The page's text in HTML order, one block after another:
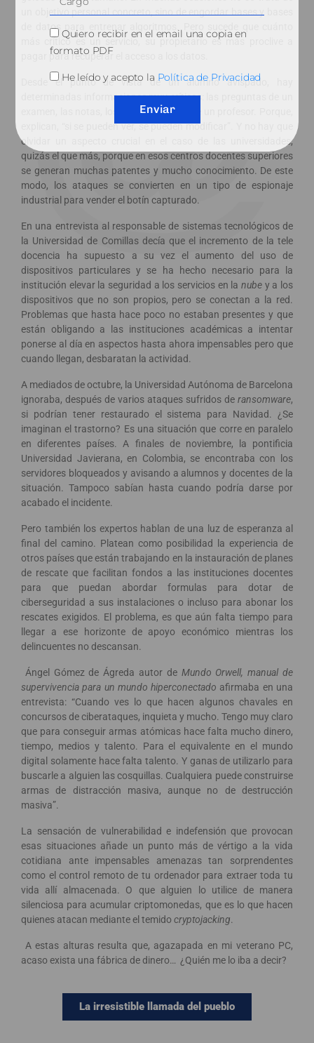
de datos para entrenar algoritmos. Pero sucede que cuánto
más crítico es un servicio, su propietario es más proclive a
pagar para recuperar el acceso a los datos.
Desde el punto de vista de un alumno avispado, hay
determinadas informaciones muy críticas: las preguntas de un
examen, las notas, los datos sensibles de un profesor. Porque,
explican, “si se pueden ver, se pueden modificar”. Y no hay que
olvidar un aspecto crucial en el caso de las universidades,
quizás el que más, porque en esos centros docentes superiores
se generan muchas patentes y mucho conocimiento. De este
modo, los ataques se convierten en un tipo de espionaje
industrial para vender el botín capturado.
En una entrevista al responsable de sistemas tecnológicos de
la Universidad de Comillas decía que el incremento de la tele
docencia ha supuesto a su vez el aumento del uso de
dispositivos particulares y se ha hecho necesario para la
institución elevar la seguridad a los servicios en la nube y a los
dispositivos que no son propios, pero se conectan a la red.
Problemas que hasta hace poco no estaban presentes y que
están obligando a las instituciones académicas a intentar
ponerse al día en aspectos hasta ahora impensables pero que
cuando llegan, desbaratan la actividad.
A mediados de octubre, la Universidad Autónoma de Barcelona
ignoraba, después de varios ataques sufridos de ransomware,
si podrían tener restaurado el sistema para Navidad. ¿Se
imaginan el trastorno? Es una situación que corre en paralelo
en diferentes países. A finales de noviembre, la pontificia
Universidad Javierana, en Colombia, se encontraba con los
servidores bloqueados y avisando a alumnos y docentes de la
situación. Tampoco sabían hasta cuando podría darse por
acabado el incidente.
Pero también los expertos hablan de una luz de esperanza al
final del camino. Platean como posibilidad la experiencia de
otros países que están trabajando en la instauración de planes
de rescate que facilitan fondos a las instituciones docentes
para que puedan abordar formulas para dotar de
ciberseguridad a sus instalaciones o incluso para abonar los
rescates exigidos. El problema, es que aún falta tiempo para
llegar a ese horizonte de apoyo económico mientras los
delincuentes no descansan.
Ángel Gómez de Ágreda autor de Mundo Orwell, manual de
supervivencia para un mundo hiperconectado afirmaba en una
entrevista: “Cuando ves lo que hacen algunos chavales en
concursos de ciberataques, inquieta y mucho. Tengo muy claro
que para conseguir armas atómicas hace falta mucho dinero,
tiempo, medios y talento. Para el equivalente en el mundo
digital solamente hace falta talento. Y ganas de utilizarlo para
buscarle a alguien las cosquillas. Cualquiera puede construirse
armas de distracción masiva, aunque no de destrucción
masiva”.
La sensación de vulnerabilidad e indefensión que provocan
esas situaciones añade un punto más de vértigo a la vida
cotidiana ante impensables amenazas tan sorprendentes
como el control remoto de tu ordenador para extraer toda tu
vida allí almacenada. O que alguien lo utilice de manera
silenciosa para acumular criptomonedas, que es lo que hacen
quienes atacan mediante el temido cryptojacking.
A estas alturas resulta que, agazapada en mi veterano PC,
acaso exista una fábrica de dinero… ¿Quién me lo iba a decir?
La irresistible llamada del pueblo
Quiero recibir en el email una copia en
formato PDF
He leído y acepto la Política de Privacidad
Enviar